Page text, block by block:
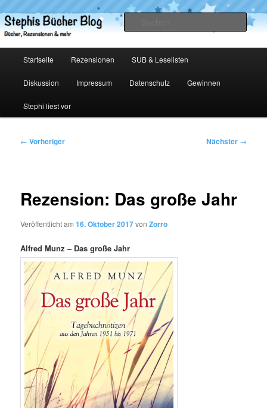
primären
Inhalt
Stephis Bücher Blog
Startseite Rezensionen SUB & Leselisten
Diskussion Impressum Datenschutz Gewinnen
Stephi liest vor
Beitragsnavigation
← Vorheriger Nächster →
Rezension: Das große Jahr
Veröffentlicht am16. Oktober 2017vonZorro
Alfred Munz – Das große Jahr